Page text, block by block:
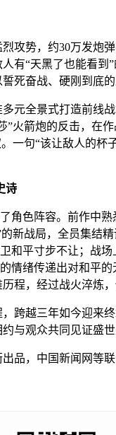
势，约30万发炮
“天黑了也能看
死奋战、硬刚到底
全景式打造前线
火箭炮的反击，
句“该让敌人的
诗
色阵容。前作中
新战局，全员集结
和平寸步不让；战
情绪传递出对和
程，经过战火淬炼
越三年如今迎来
与观众共同见证盛世
，中国新闻网等联